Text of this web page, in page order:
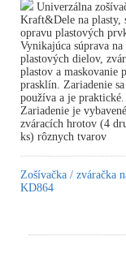
Univerzálna
Kraft&Dele na plasty,
opravu plastových
Vynikajúca súprava na
plastových dielov,
plastov a maskovanie
prasklín. Zariadenie
používa a je praktické.
Zariadenie je
zváracích hrotov (4
ks) rôznych tvarov
Zošívačka / zváračka
KD864